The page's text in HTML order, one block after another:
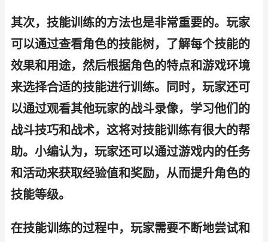
其次，技能训练的方法也是非常重要的。玩家
可以通过查看角色的技能树，了解每个技能的
效果和用途，然后根据角色的特点和游戏环境
来选择合适的技能进行训练。同时，玩家还可
以通过观看其他玩家的战斗录像，学习他们的
战斗技巧和战术，这将对技能训练有很大的帮
助。小编认为，玩家还可以通过游戏内的任务
和活动来获取经验值和奖励，从而提升角色的
技能等级。
在技能训练的过程中，玩家需要不断地尝试和